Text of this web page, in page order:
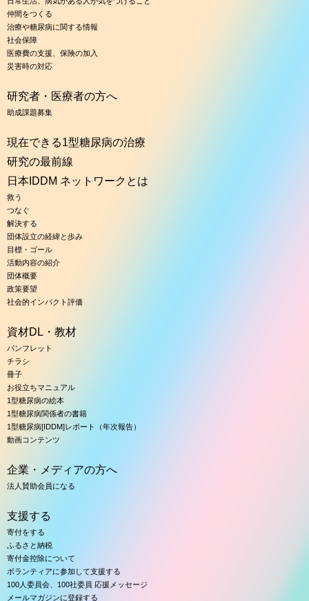
仲間をつくる
治療や糖尿病に関する情報
社会保障
医療費の支援、保険の加入
災害時の対応
研究者・医療者の方へ
助成課題募集
現在できる1型糖尿病の治療
研究の最前線
日本IDDM ネットワークとは
救う
つなぐ
解決する
団体設立の経緯と歩み
目標・ゴール
活動内容の紹介
団体概要
政策要望
社会的インパクト評価
資材DL・教材
パンフレット
チラシ
冊子
お役立ちマニュアル
1型糖尿病の絵本
1型糖尿病関係者の書籍
1型糖尿病[IDDM]レポート（年次報告）
動画コンテンツ
企業・メディアの方へ
法人賛助会員になる
支援する
寄付をする
ふるさと納税
寄付金控除について
ボランティアに参加して支援する
100人委員会、100社委員 応援メッセージ
メールマガジンに登録する